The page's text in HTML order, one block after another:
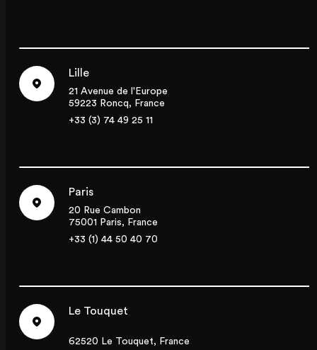
Lille
21 Avenue de l'Europe
59223 Roncq, France
+33 (3) 74 49 25 11
Paris
20 Rue Cambon
75001 Paris, France
+33 (1) 44 50 40 70
Le Touquet
62520 Le Touquet, France